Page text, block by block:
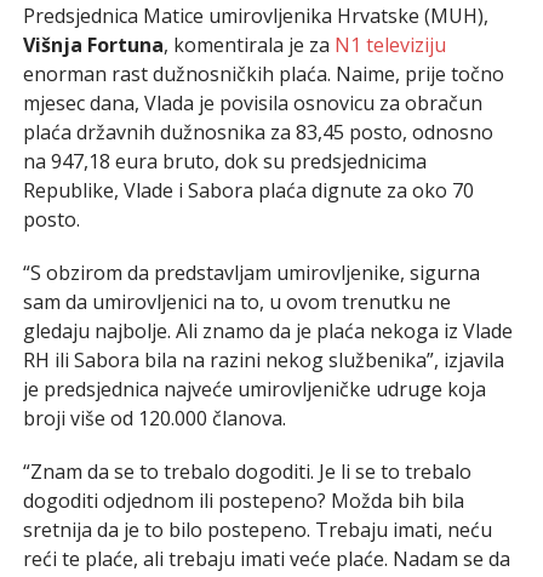
Predsjednica Matice umirovljenika Hrvatske (MUH),
Višnja Fortuna, komentirala je za N1 televiziju
enorman rast dužnosničkih plaća. Naime, prije točno
mjesec dana, Vlada je povisila osnovicu za obračun
plaća državnih dužnosnika za 83,45 posto, odnosno
na 947,18 eura bruto, dok su predsjednicima
Republike, Vlade i Sabora plaća dignute za oko 70
posto.
“S obzirom da predstavljam umirovljenike, sigurna
sam da umirovljenici na to, u ovom trenutku ne
gledaju najbolje. Ali znamo da je plaća nekoga iz Vlade
RH ili Sabora bila na razini nekog službenika”, izjavila
je predsjednica najveće umirovljeničke udruge koja
broji više od 120.000 članova.
“Znam da se to trebalo dogoditi. Je li se to trebalo
dogoditi odjednom ili postepeno? Možda bih bila
sretnija da je to bilo postepeno. Trebaju imati, neću
reći te plaće, ali trebaju imati veće plaće. Nadam se da